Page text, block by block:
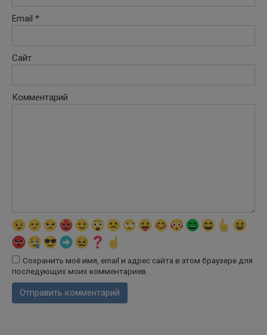
Email *
Сайт
Комментарий
Сохранить моё имя, email и адрес сайта в этом браузере для
последующих моих комментариев.